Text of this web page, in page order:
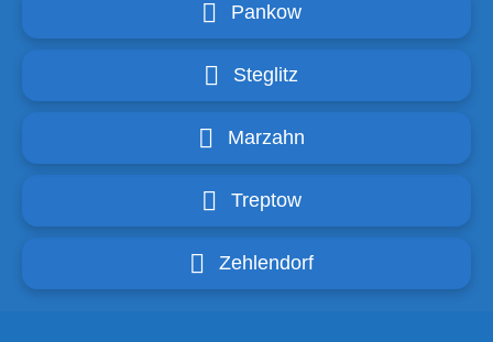
Pankow
Steglitz
Marzahn
Treptow
Zehlendorf